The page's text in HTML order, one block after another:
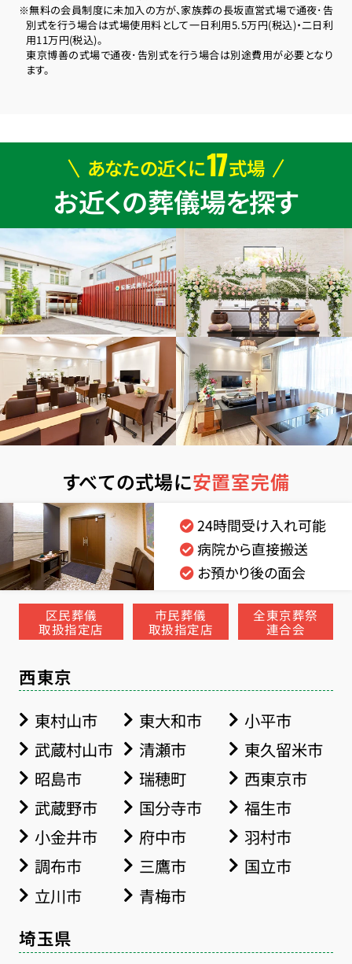
※無料の会員制度に未加入の方が、家族葬の長坂直営式場で通夜･告
別式を行う場合は式場使用料として一日利用5.5万円(税込)・二日利
用11万円(税込)。
東京博善の式場で通夜･告別式を行う場合は別途費用が必要となり
ます。
あなたの近くに17式場
お近くの葬儀場を探す
すべての式場に安置室完備
24時間受け入れ可能
病院から直接搬送
お預かり後の面会
区民葬儀
取扱指定店
市民葬儀
取扱指定店
全東京葬祭
連合会
西東京
東村山市 東大和市
小平市
武蔵村山市
清瀬市
東久留米市
昭島市
瑞穂町
西東京市
武蔵野市
国分寺市
福生市
小金井市
府中市
羽村市
調布市
三鷹市
国立市
立川市
青梅市
埼玉県